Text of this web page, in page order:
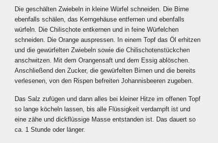
Die geschälten Zwiebeln in kleine Würfel schneiden. Die Birne
ebenfalls schälen, das Kerngehäuse entfernen und ebenfalls
würfeln. Die Chilischote entkernen und in feine Würfelchen
schneiden. Die Orange auspressen. In einem Topf das Öl erhitzen
und die gewürfelten Zwiebeln sowie die Chilischotenstückchen
anschwitzen. Mit dem Orangensaft und dem Essig ablöschen.
Anschließend den Zucker, die gewürfelten Birnen und die bereits
verlesenen, von den Rispen befreiten Johannisbeeren zugeben.
Das Salz zufügen und dann alles bei kleiner Hitze im offenen Topf
so lange köcheln lassen, bis alle Flüssigkeit verdampft ist und
eine zähe und dickflüssige Masse entstanden ist. Das dauert so
ca. 1 Stunde oder länger.